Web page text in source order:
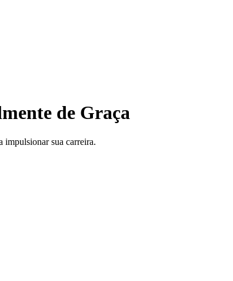
de Graça
impulsionar sua carreira.